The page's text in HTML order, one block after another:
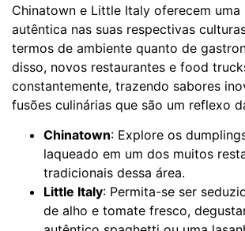
Chinatown e Little Italy oferecem uma
autêntica nas suas respectivas
termos de ambiente quanto de
disso, novos restaurantes e food
constantemente, trazendo sabores
fusões culinárias que são um reflexo
Chinatown: Explore os
laqueado em um dos muitos
tradicionais dessa área.
Little Italy: Permita-se ser
de alho e tomate fresco,